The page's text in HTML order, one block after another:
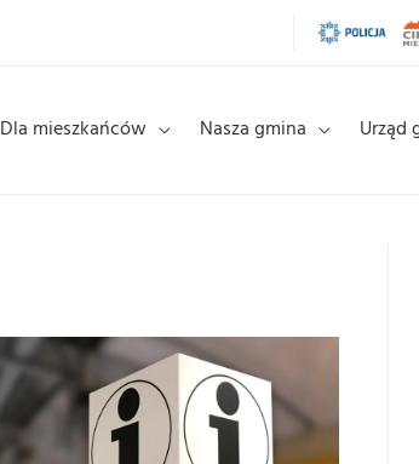
Dla mieszkańców Nasza gmina Urząd